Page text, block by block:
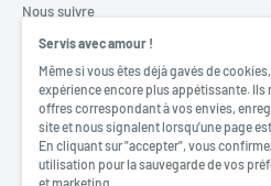
Nous suivre
Nous acceptons
Servis avec amour !
Même si vous êtes déjà gavés de
expérience encore plus appétissante.
offres correspondant à vos envies,
site et nous signalent lorsqu'une page
En cliquant sur "accepter", vous
utilisation pour la sauvegarde de vos
et marketing.